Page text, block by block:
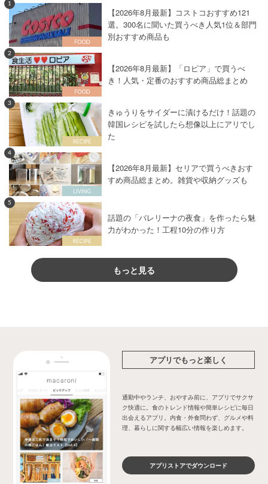
1
【2026年8月最新】コストコおすすめ121
選。300名に聞いた買うべき人気1位＆部門
別おすすめ商品も
2
【2026年8月最新】「ロピア」で買うべ
き！人気・定番のおすすめ商品総まとめ
3
きゅうりをサイダーに漬けるだけ！話題の
韓国レシピを試したら想像以上にアリでし
た
4
【2026年8月最新】セリアで買うべきおす
すめ商品総まとめ。雑貨や収納グッズも
5
話題の「バレリーナの夜食」を作ったら魅
力がわかった！工程10分の作り方
もっと見る
アプリでもっと楽しく
通勤中やランチ、おやすみ前に、アプリでサクサ
ク快適に。食のトレンド情報や簡単レシピに毎日
出会えるアプリ。内食・外食問わず、グルメや料
理、暮らしに関する幅広い情報を楽しめます。
アプリストアでダウンロード